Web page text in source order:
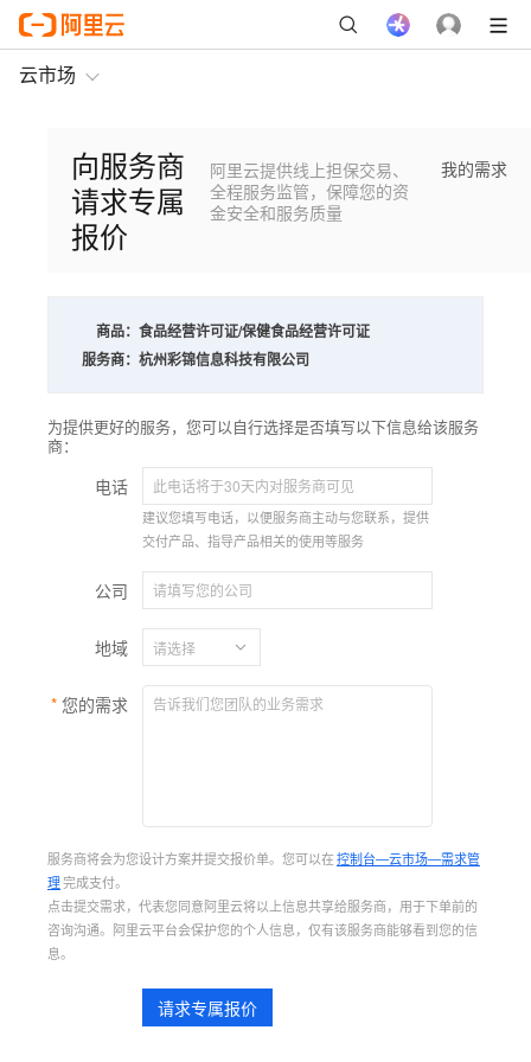
云市场
向服务商
请求专属
报价
阿里云提供线上担保交易、
全程服务监管，保障您的资
金安全和服务质量
我的需求
商品： 食品经营许可证/保健食品经营许可证
服务商： 杭州彩锦信息科技有限公司
为提供更好的服务，您可以自行选择是否填写以下信息给该服务
商：
电话
建议您填写电话，以便服务商主动与您联系，提供
交付产品、指导产品相关的使用等服务
公司
地域
您的需求
服务商将会为您设计方案并提交报价单。您可以在控制台—云市场—需求管
理完成支付。
点击提交需求，代表您同意阿里云将以上信息共享给服务商，用于下单前的
咨询沟通。阿里云平台会保护您的个人信息，仅有该服务商能够看到您的信
息。
请求专属报价